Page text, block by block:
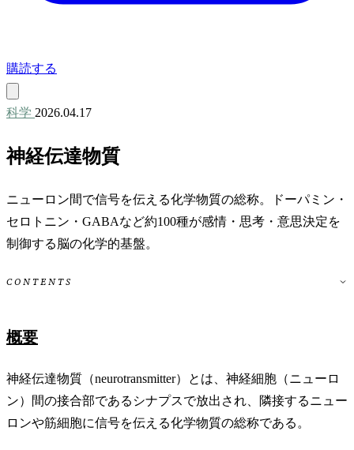
購読する
科学 2026.04.17
神経伝達物質
ニューロン間で信号を伝える化学物質の総称。ドーパミン・
セロトニン・GABAなど約100種が感情・思考・意思決定を
制御する脳の化学的基盤。
CONTENTS
概要
神経伝達物質（neurotransmitter）とは、神経細胞（ニューロ
ン）間の接合部であるシナプスで放出され、隣接するニュー
ロンや筋細胞に信号を伝える化学物質の総称である。